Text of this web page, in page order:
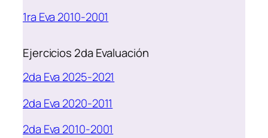
1ra Eva 2010-2001
Ejercicios 2da Evaluación
2da Eva 2025-2021
2da Eva 2020-2011
2da Eva 2010-2001